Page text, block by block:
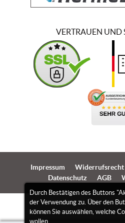
Durch Bestätigen des Buttons
der Verwendung zu. Über den
können Sie auswählen, welche
wollen.
VERTRAUEN UND
Impressum Widerrufsrecht
Datenschutz
AGB